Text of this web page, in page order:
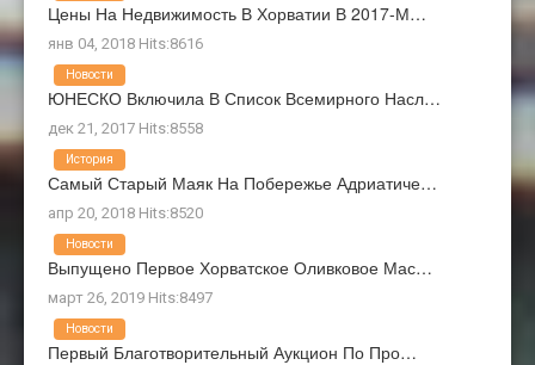
Цены На Недвижимость В Хорватии В 2017-М…
янв 04, 2018 Hits:8616
ЮНЕСКО Включила В Список Всемирного Насл…
дек 21, 2017 Hits:8558
Новости
Самый Старый Маяк На Побережье Адриатиче…
апр 20, 2018 Hits:8520
История
Выпущено Первое Хорватское Оливковое Мас…
март 26, 2019 Hits:8497
Новости
Первый Благотворительный Аукцион По Про…
Новости